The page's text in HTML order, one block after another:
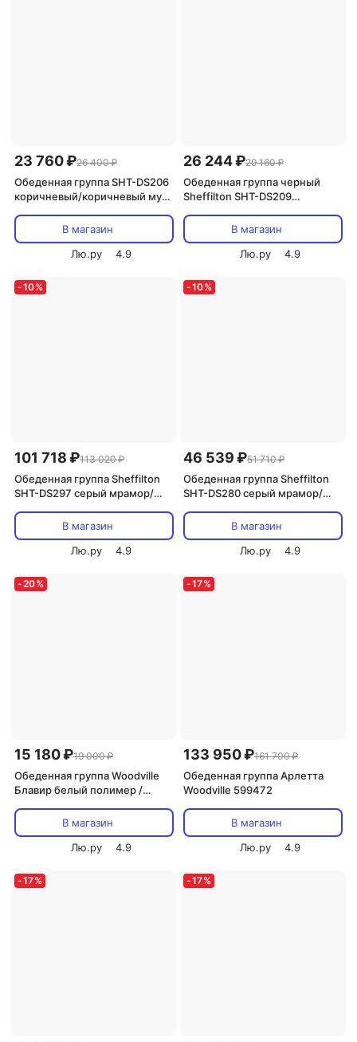
23 760 ₽26 400 ₽
Обеденная группа SHT-DS206
коричневый/коричневый муар
В магазин
Лю.ру
4.9
26 244 ₽29 160 ₽
Обеденная группа черный
Sheffilton SHT-DS209
В магазин
Лю.ру
4.9
-10%
101 718 ₽113 020 ₽
Обеденная группа Sheffilton
SHT-DS297 серый мрамор/
муар 4303545102
В магазин
Лю.ру
4.9
-10%
46 539 ₽51 710 ₽
Обеденная группа Sheffilton
SHT-DS280 серый мрамор/
2292685201В магазин
Лю.ру
4.9
-20%
15 180 ₽19 000 ₽
Обеденная группа Woodville
Блавир белый полимер /
метрополитан грей / черный
517035
В магазин
Лю.ру
4.9
-17%
133 950 ₽161 700 ₽
Обеденная группа Арлетта
Woodville 599472
В магазин
Лю.ру
4.9
-17% -17%